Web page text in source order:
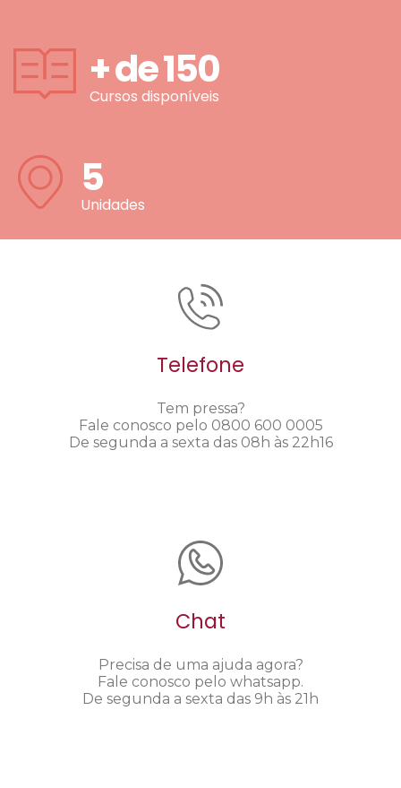
+ de150
Cursos disponíveis
5
Unidades
Telefone
Tem pressa?
Fale conosco pelo 0800 600 0005
De segunda a sexta das 08h às 22h16
Chat
Precisa de uma ajuda agora?
Fale conosco pelo whatsapp.
De segunda a sexta das 9h às 21h